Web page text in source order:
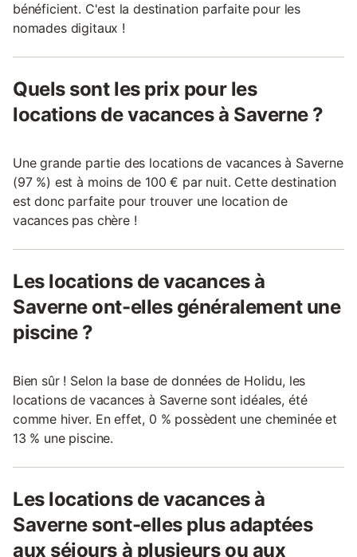
bénéficient. C'est la destination parfaite pour les
nomades digitaux !
Quels sont les prix pour les
locations de vacances à Saverne ?
Une grande partie des locations de vacances à Saverne
(97 %) est à moins de 100 € par nuit. Cette destination
est donc parfaite pour trouver une location de
vacances pas chère !
Les locations de vacances à
Saverne ont-elles généralement une
piscine ?
Bien sûr ! Selon la base de données de Holidu, les
locations de vacances à Saverne sont idéales, été
comme hiver. En effet, 0 % possèdent une cheminée et
13 % une piscine.
Les locations de vacances à
Saverne sont-elles plus adaptées
aux séjours à plusieurs ou aux